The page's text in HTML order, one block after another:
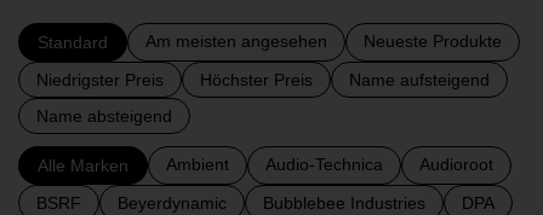
STUDIO
KONTAKT
BLOG
Standard Am meisten angesehen
Neueste Produkte
Niedrigster Preis
Höchster Preis
Name aufsteigend
Name absteigend
Alle Marken Ambient Audio-Technica
Audioroot
BSRF
Beyerdynamic Bubblebee Industries
DPA